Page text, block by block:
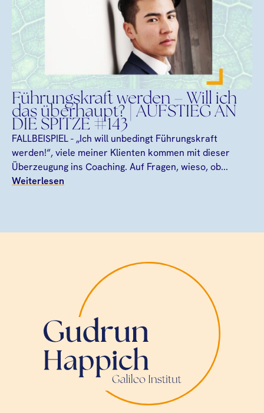
Führungskraft werden – Will ich
das überhaupt? | AUFSTIEG AN
DIE SPITZE #143
FALLBEISPIEL - „Ich will unbedingt Führungskraft
werden!“, viele meiner Klienten kommen mit dieser
Überzeugung ins Coaching. Auf Fragen, wieso, ob...
Weiterlesen